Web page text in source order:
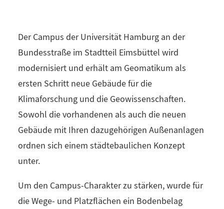
Der Campus der Universität Hamburg an der
Bundesstraße im Stadtteil Eimsbüttel wird
modernisiert und erhält am Geomatikum als
ersten Schritt neue Gebäude für die
Klimaforschung und die Geowissenschaften.
Sowohl die vorhandenen als auch die neuen
Gebäude mit Ihren dazugehörigen Außenanlagen
ordnen sich einem städtebaulichen Konzept
unter.
Um den Campus-Charakter zu stärken, wurde für
die Wege- und Platzflächen ein Bodenbelag